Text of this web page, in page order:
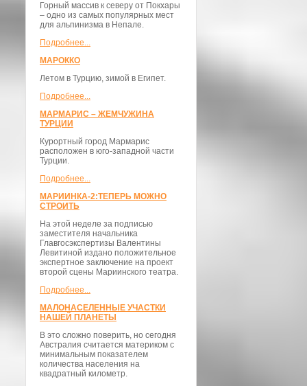
Горный массив к северу от Покхары
– одно из самых популярных мест
для альпинизма в Непале.
Подробнее...
МАРОККО
Летом в Турцию, зимой в Египет.
Подробнее...
МАРМАРИС – ЖЕМЧУЖИНА
ТУРЦИИ
Курортный город Мармарис
расположен в юго-западной части
Турции.
Подробнее...
МАРИИНКА-2:ТЕПЕРЬ МОЖНО
СТРОИТЬ
На этой неделе за подписью
заместителя начальника
Главгосэкспертизы Валентины
Левитиной издано положительное
экспертное заключение на проект
второй сцены Мариинского театра.
Подробнее...
МАЛОНАСЕЛЕННЫЕ УЧАСТКИ
НАШЕЙ ПЛАНЕТЫ
В это сложно поверить, но сегодня
Австралия считается материком с
минимальным показателем
количества населения на
квадратный километр.